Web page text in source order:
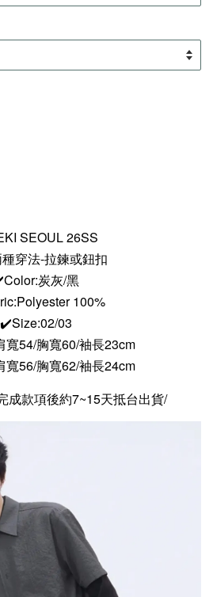
SEOUL 26SS
穿法-拉鍊或鈕扣
炭灰/黑
100%
✔️Size:02/03
寬54/胸寬60/袖長23cm
寬56/胸寬62/袖長24cm
成款項後約7~15天抵台出貨/